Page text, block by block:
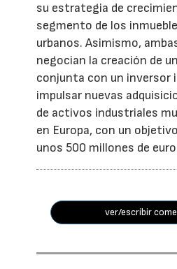
su estrategia de
segmento de los
urbanos. Asimismo,
negocian la creación de
conjunta con un inversor
impulsar nuevas
de activos industriales
en Europa, con un
unos 500 millones de
ver/escribir